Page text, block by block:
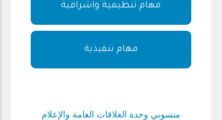
مهام تنظيمية واشرافية
مهام تنفيذية
منسوبي وحدة العلاقات العامة والإعلام